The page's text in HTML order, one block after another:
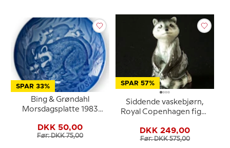
SPAR 33%
Bing & Grøndahl
Morsdagsplatte 1983
DKK 50,00
Før: DKK 75,00
SPAR 57%
Siddende vaskebjørn,
Royal Copenhagen figur
DKK 249,00
Før: DKK 575,00